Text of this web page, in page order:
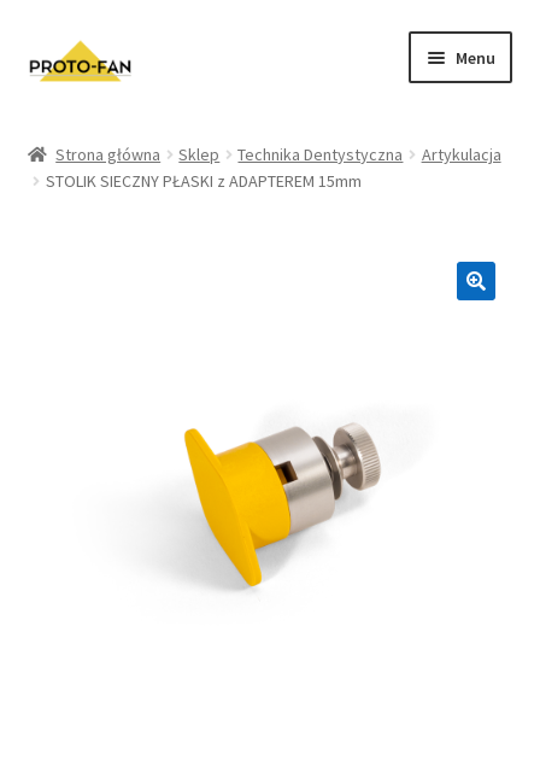
Menu
Kursy Stomatologiczne
Polityka prywatności
Strona główna Sklep Technika Dentystyczna
Artykulacja
STOLIK SIECZNY PŁASKI z ADAPTEREM 15mm